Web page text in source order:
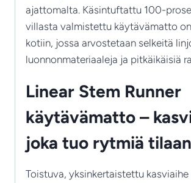
ajattomalta. Käsintuftattu 100-
villasta valmistettu käytävämatto
kotiin, jossa arvostetaan selkeitä
luonnonmateriaaleja ja pitkäikäisiä
Linear Stem Runner
käytävämatto –
joka tuo rytmiä tilaan
Toistuva, yksinkertaistettu